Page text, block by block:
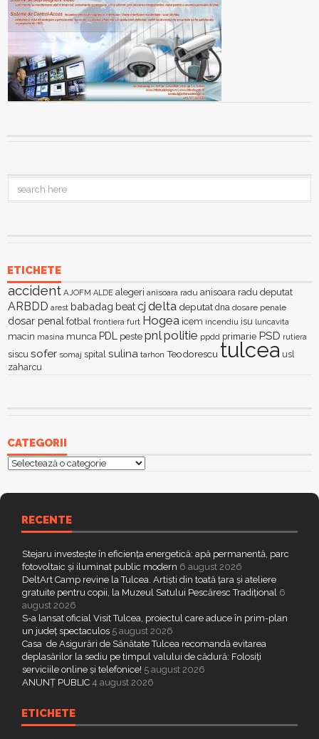
ETICHETE
accident AJOFM ALDE alegeri anisoara radu anisoara radu deputat
ARBDD arest babadag beatcj delta deputat dna dosare penale
dosar penal fotbal frontiera furt Hogea icem incendiu isu luncavita
macin masina munca PDL peste pnlpolitie ppdd primarie PSD rutiera
siscu sofer somaj spital sulina tarhon Teodorescu tulcea usl
zaharcu
CATEGORII
Categorii
RECENTE
Stejaru investește în eficiența energetică: apă permanentă, parc
fotovoltaic și iluminat public modern 6 august 2026
DeltArt Camp revine la Tulcea. Artiști din toată țara și ateliere
gratuite pentru copii, la Muzeul Satului Pescăresc Tradițional 6
august 2026
S-a lansat oficial Visit Tulcea, proiectul care aduce în prim-plan
un județ spectaculos 5 august 2026
Casa de Asigurări de Sănătate Tulcea recomandă evitarea
deplasărilor la sediu pe timpul valului de cădură: Folosiți
serviciile online și telefonice! 5 august 2026
ANUNȚ PUBLIC 4 august 2026
ETICHETE